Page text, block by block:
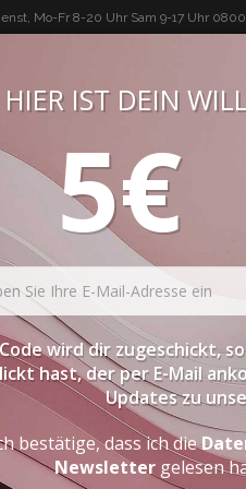
Mo-Fr 8-20 Uhr Sam 9-17 Uhr0800
BUON VINO,
PROBIERPAKETE
"hereford"
DER ECHTE
HIER IST DEIN
5€
wird dir zugeschickt,
hast, der per E-Mail
Updates zu
bestätige, dass ich die
Newsletter gelesen